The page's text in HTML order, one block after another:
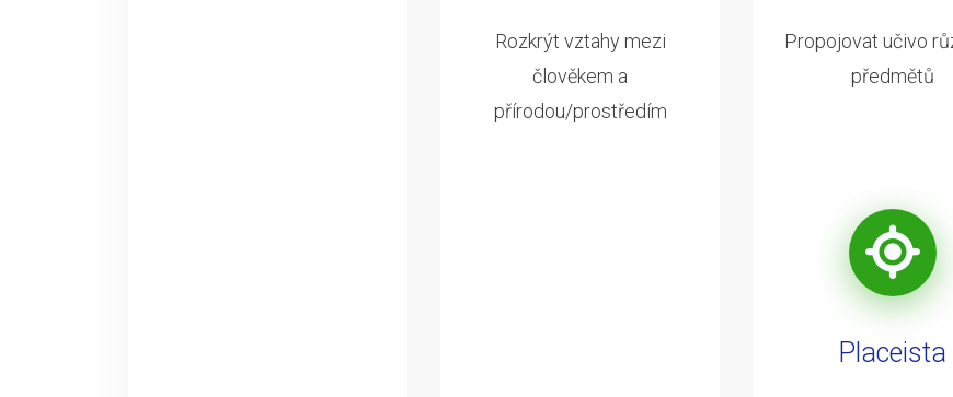
Rozkrýt vztahy mezi
člověkem a
přírodou/prostředím
Propojovat učivo
předmětů
Placeista